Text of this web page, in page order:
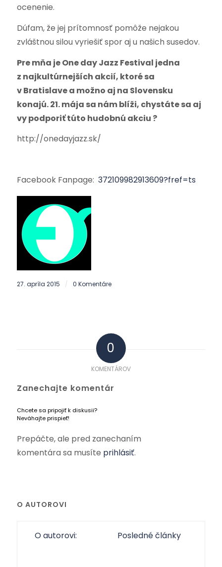
ocenenie.
Dúfam, že jej prítomnosť pomôže nejakou
zvláštnou silou vyriešiť spor aj u našich susedov.
Pre mňa je One day Jazz Festival jedna
z najkultúrnejších akcií, ktoré sa
v Bratislave a možno aj na Slovensku
konajú. 21. mája sa nám blíži, chystáte sa aj
vy podporiť túto hudobnú akciu ?
http://onedayjazz.sk/
Facebook Fanpage: 372109982913609?fref=ts
27. apríla 2015 / 0 Komentáre
0
KOMENTÁROV
Zanechajte komentár
Chcete sa pripojiť k diskusii?
Neváhajte prispieť!
Prepáčte, ale pred zanechaním
komentára sa musíte prihlásiť.
O AUTOROVI
O autorovi: Posledné články